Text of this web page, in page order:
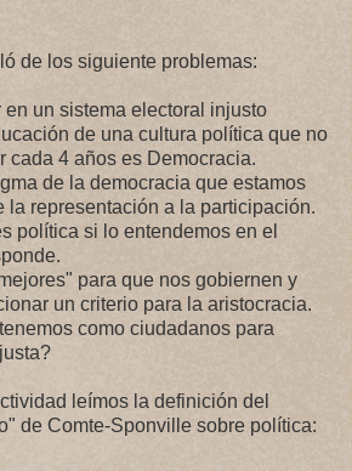
de los siguiente problemas:
un sistema electoral injusto
de una cultura política que no
cada 4 años es Democracia.
de la democracia que estamos
la representación a la participación.
política si lo entendemos en el
para que nos gobiernen y
un criterio para la aristocracia.
como ciudadanos para
leímos la definición del
de Comte-Sponville sobre política: